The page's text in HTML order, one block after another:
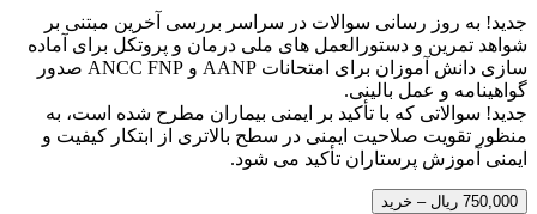
جدید! به روز رسانی سوالات در سراسر بررسی آخرین مبتنی بر
شواهد تمرین و دستورالعمل های ملی درمان و پروتکل برای آماده
سازی دانش آموزان برای امتحانات AANP و ANCC FNP صدور
گواهینامه و عمل بالینی.
جدید! سوالاتی که با تأکید بر ایمنی بیماران مطرح شده است، به
منظور تقویت صلاحیت ایمنی در سطح بالاتری از ابتکار کیفیت و
ایمنی آموزش پرستاران تأکید می شود.
750,000 ریال – خرید